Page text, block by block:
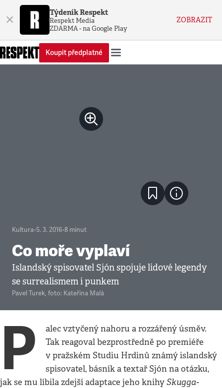
× Týdeník Respekt
Respekt Media
ZDARMA - na Google Play
ZOBRAZIT
Koupit předplatné
Kultura•5. 3. 2016•8 minut
Co moře vyplaví
Islandský spisovatel Sjón spojuje lidové legendy
se surrealismem i punkem
Pavel Turek, foto: Kateřina Malá
P
alec vztyčený nahoru a rozzářený úsměv.
Tak reagoval bezprostředně po premiéře
v pražském Studiu Hrdinů známý islandský
spisovatel, básník a textař Sjón na otázku,
jak se mu líbila zdejší adaptace jeho knihySkugga-